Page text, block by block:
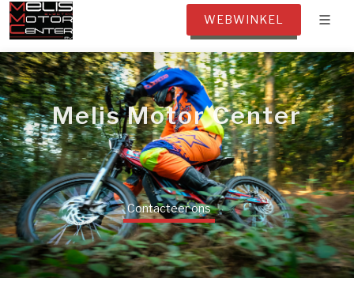
WEBWINKEL
Melis Motor Center
Contacteer ons